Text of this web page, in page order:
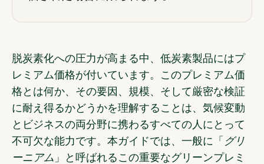
脱炭素化への圧力が高まる中、低炭素製品にはプ
レミアム価格が付いています。このプレミアム価
格とは何か、その要因、規模、そして厳密な検証
に耐え得るかどうかを理解することは、気候変動
とビジネスの両分野に携わるすべての人にとって
不可欠な能力です。本ガイドでは、一般に「 グリ
ーニアム 」と呼ばれるこの重要なグリーンプレミ